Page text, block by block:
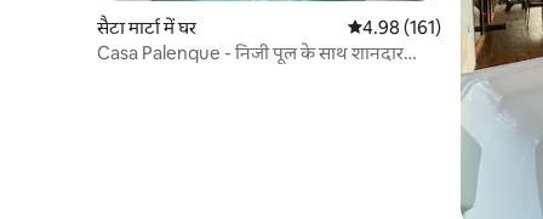
सैटा मार्टा में घर औसत रेटिंग 5 में से 4.98, 161
4.98 (161)
Casa Palenque - निजी पूल के साथ शानदार